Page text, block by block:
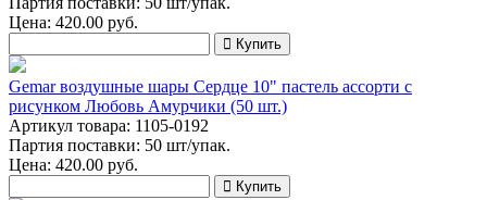
Цена: 420.00 руб.
Купить
Gemar воздушные шары Сердце 10" пастель ассорти с
рисунком Любовь Амурчики (50 шт.)
Артикул товара: 1105-0192
Партия поставки: 50 шт/упак.
Цена: 420.00 руб.
Купить